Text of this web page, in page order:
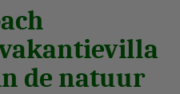
de natuur